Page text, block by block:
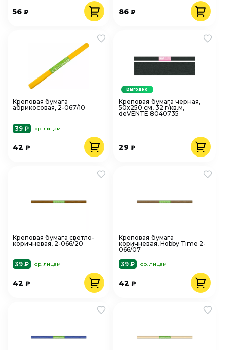
56 ₽ 86₽
Креповая бумага
абрикосовая, 2-067/10
39 ₽ юр. лицам
42 ₽
Креповая бумага черная,
50x250 см, 32 г/кв.м,
deVENTE 8040735
29₽
Выгодно
Креповая бумага светло-
коричневая, 2-066/20
39 ₽ юр. лицам
42 ₽
Креповая бумага
коричневая, Hobby Time 2-
066/07
39 ₽
юр. лицам
42₽